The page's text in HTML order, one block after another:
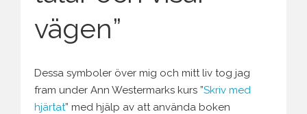
vägen”
Dessa symboler över mig och mitt liv tog jag
fram under Ann Westermarks kurs ”Skriv med
hjärtat” med hjälp av att använda boken